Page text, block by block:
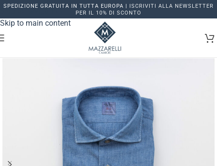
Skip to navigation
Skip to main content
SPEDIZIONE GRATUITA IN TUTTA EUROPA | ISCRIVITI ALLA NEWSLETTER
PER IL 10% DI SCONTO